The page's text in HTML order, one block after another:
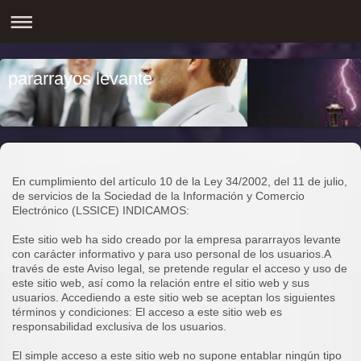
pararrayos levante
En cumplimiento del artículo 10 de la Ley 34/2002, del 11 de julio,
de servicios de la Sociedad de la Información y Comercio
Electrónico (LSSICE) INDICAMOS:
Este sitio web ha sido creado por la empresa pararrayos levante
con carácter informativo y para uso personal de los usuarios.A
través de este Aviso legal, se pretende regular el acceso y uso de
este sitio web, así como la relación entre el sitio web y sus
usuarios. Accediendo a este sitio web se aceptan los siguientes
términos y condiciones: El acceso a este sitio web es
responsabilidad exclusiva de los usuarios.
El simple acceso a este sitio web no supone entablar ningún tipo